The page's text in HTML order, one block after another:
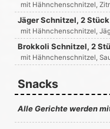
mit Hähnchenschnitzel,
Jäger Schnitzel, 2 Stück
mit Hähnchenschnitzel,
Brokkoli Schnitzel, 2
mit Hähnchenschnitzel,
Snacks
Alle Gerichte werden